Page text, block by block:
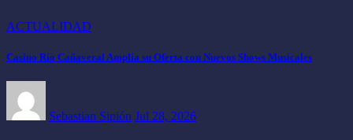
ACTUALIDAD
Casino Río Cañaveral Amplía su Oferta con Nuevos Shows Musicales
Sebastian Sipión Jul 28, 2026